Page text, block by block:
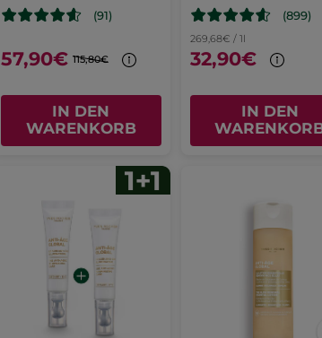
(91)
57,90€ 115,80€
IN DEN
WARENKORB
(899)
269,68€ / 1l
32,90€
IN DEN